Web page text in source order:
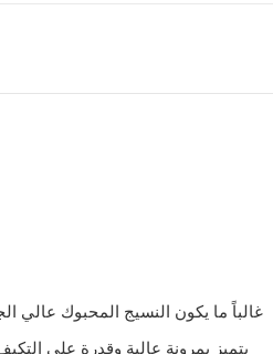
غالباً ما يكون النسيج المحبوك عالي
يتميز بمرونة عالية وقدرة على